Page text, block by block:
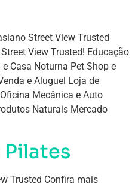
Street View Trusted
View Trusted! Educação
Casa Noturna Pet Shop e
e Aluguel Loja de
Mecânica e Auto
Naturais Mercado
Trusted Confira mais